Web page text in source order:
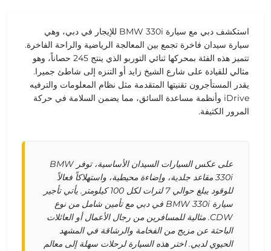
استكشف دبي مع سيارة BMW 330i للإيجار في دبي، وهي
سيارة سيدان فاخرة تجمع بين المعالجة الرياضية والراحة الفاخرة.
تتميز هذه الفئة بمحركها ثنائي التوربو الذي ينتج 245 حصاناً، وهو
مثالي للقيادة على شارع الشيخ زايد أو التنزه إلى شاطئ جميرا.
يقدر المستأجرون تقنيتها المتقدمة مثل نظام المعلومات والترفيه
iDrive وأنظمة مساعدة السائق، مما يضمن السلامة في حركة
المرور الكثيفة.
على عكس السيارات السيدان الأساسية، توفر BMW
330i مقاعد جلدية، وإضاءة محيطية، واستهلاكاً فعالاً
للوقود يبلغ حوالي 7 لترات لكل 100 كيلومتر. يأتي تأجير
سيارة BMW 330i في دبي مع تأمين شامل من نوع
CDW. مثالية للمسافرين من رجال الأعمال أو العائلات
الباحثة عن مزيج من الفخامة والرشاقة في المشهد
الحيوي لدبي. اختر هذه السيارة لرحلات سهلة إلى معالم